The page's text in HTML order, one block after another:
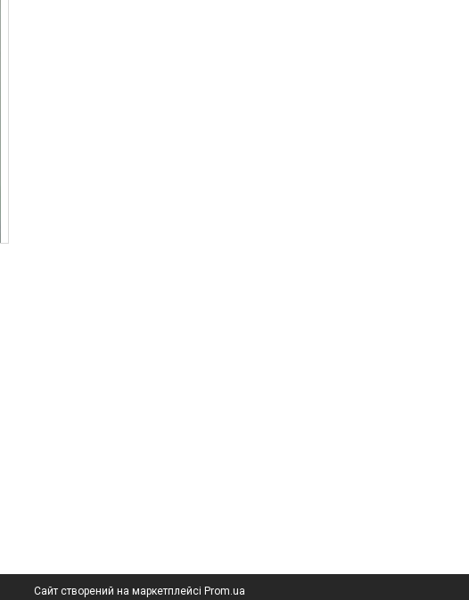
Сайт створений на маркетплейсі Prom.ua